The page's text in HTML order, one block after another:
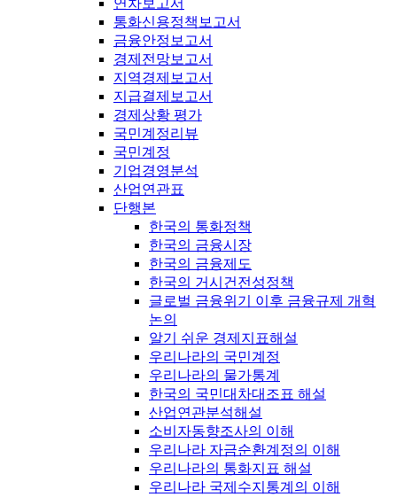
연차보고서
통화신용정책보고서
금융안정보고서
경제전망보고서
지역경제보고서
지급결제보고서
경제상황 평가
국민계정리뷰
국민계정
기업경영분석
산업연관표
단행본
한국의 통화정책
한국의 금융시장
한국의 금융제도
한국의 거시건전성정책
글로벌 금융위기 이후 금융규제 개혁
논의
알기 쉬운 경제지표해설
우리나라의 국민계정
우리나라의 물가통계
한국의 국민대차대조표 해설
산업연관분석해설
소비자동향조사의 이해
우리나라 자금순환계정의 이해
우리나라의 통화지표 해설
우리나라 국제수지통계의 이해